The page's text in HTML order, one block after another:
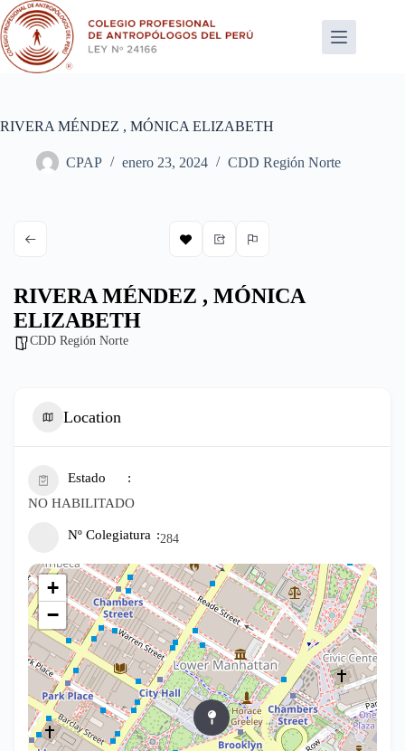
Saltar
al
contenido
RIVERA MÉNDEZ , MÓNICA ELIZABETH
CPAP enero 23, 2024 CDD Región Norte
RIVERA MÉNDEZ , MÓNICA
ELIZABETH
CDD Región Norte
Location
Estado
NO HABILITADO
Nº Colegiatura 284
+
−